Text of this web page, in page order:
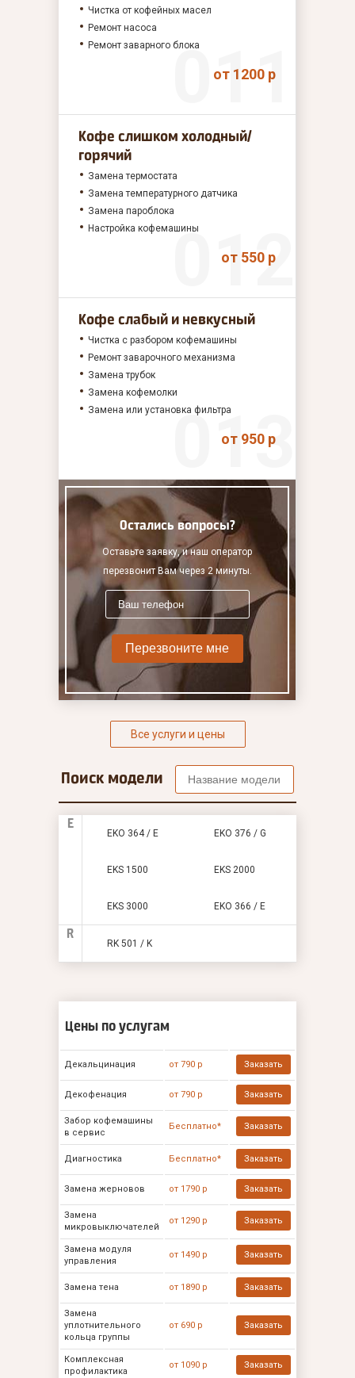
Чистка от кофейных масел
Ремонт насоса
Ремонт заварного блока
от 1200 р
Кофе слишком холодный/
горячий
Замена термостата
Замена температурного датчика
Замена пароблока
Настройка кофемашины
от 550 р
Кофе слабый и невкусный
Чистка с разбором кофемашины
Ремонт заварочного механизма
Замена трубок
Замена кофемолки
Замена или установка фильтра
от 950 р
Остались вопросы?
Оставьте заявку, и наш оператор
перезвонит Вам через 2 минуты.
Перезвоните мне
Все услуги и цены
Поиск модели
E
EKO 364 / E EKO 376 / G
EKS 1500 EKS 2000
EKS 3000 EKО 366 / E
R
RK 501 / K
Цены по услугам
Декальцинация от 790 р Заказать
Декофенация от 790 р Заказать
Забор кофемашины
в сервис
Бесплатно* Заказать
Диагностика Бесплатно* Заказать
Замена жерновов от 1790 р Заказать
Замена
микровыключателей
от 1290 р Заказать
Замена модуля
управления
от 1490 р Заказать
Замена тена от 1890 р Заказать
Замена
уплотнительного
кольца группы
от 690 р Заказать
Комплексная
профилактика
от 1090 р Заказать